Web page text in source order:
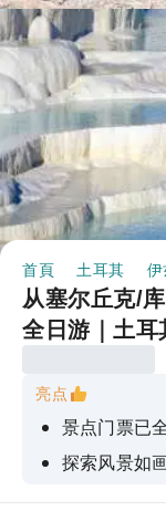
首頁 土耳其 伊
从塞尔丘克/
全日游｜土耳
亮点
景点门票已
探索风景如
您可以选择